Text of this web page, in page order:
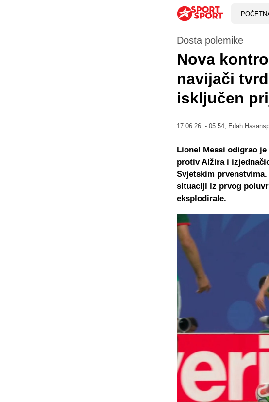
Dosta polemike
Nova
navijači
isključen
17.06.26. - 05:54, Edah
Lionel Messi odigrao
protiv Alžira i
Svjetskim
situaciji iz prvog
eksplodirale.